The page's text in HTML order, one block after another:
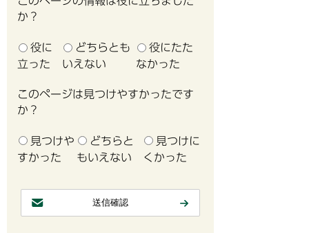
か？
役に
立った
どちらとも
いえない
役にたた
なかった
このページは見つけやすかったです
か？
見つけや
すかった
どちらと
もいえない
見つけに
くかった